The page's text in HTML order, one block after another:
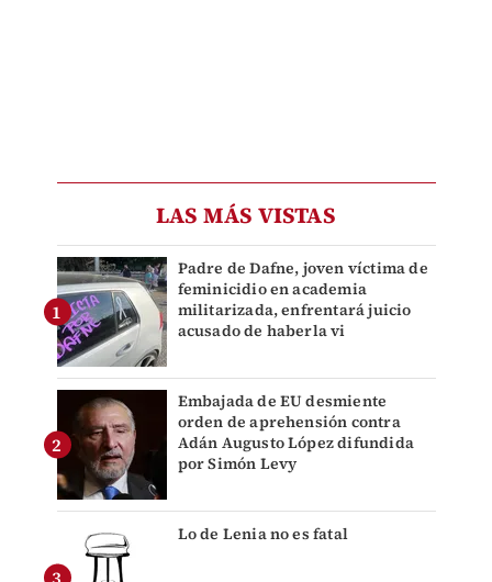
LAS MÁS VISTAS
Padre de Dafne, joven víctima de
feminicidio en academia
militarizada, enfrentará juicio
acusado de haberla vi
Embajada de EU desmiente
orden de aprehensión contra
Adán Augusto López difundida
por Simón Levy
Lo de Lenia no es fatal